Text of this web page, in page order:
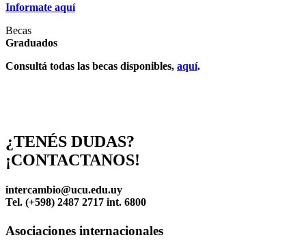
Informate aquí
Becas
Graduados
Consultá todas las becas disponibles, aquí.
¿TENÉS DUDAS?
¡CONTACTANOS!
intercambio@ucu.edu.uy
Tel. (+598) 2487 2717 int. 6800
Asociaciones internacionales